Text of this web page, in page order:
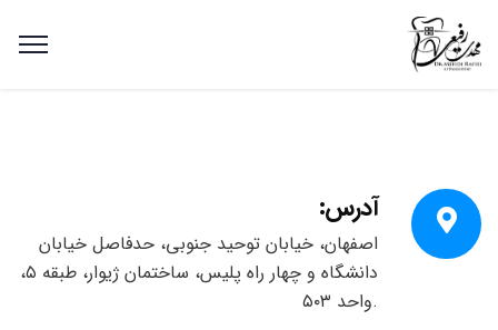
آدرس:
اصفهان، خیابان توحید جنوبی، حدفاصل خیابان
دانشگاه و چهار راه پلیس، ساختمان ژیوار، طبقه ۵،
.واحد ۵۰۳